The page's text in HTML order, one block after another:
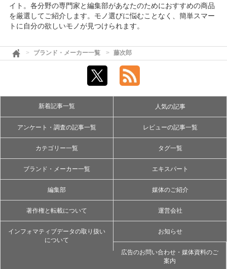
イト。各分野の専門家と編集部があなたのためにおすすめの商品
を厳選してご紹介します。モノ選びに悩むことなく、簡単スマー
トに自分の欲しいモノが見つけられます。
ブランド・メーカー一覧 藤次郎
新着記事一覧 人気の記事
アンケート・調査の記事一覧 レビューの記事一覧
カテゴリー一覧 タグ一覧
ブランド・メーカー一覧 エキスパート
編集部 媒体のご紹介
著作権と転載について 運営会社
インフォマティブデータの取り扱い
について
お知らせ
広告のお問い合わせ・媒体資料のご
案内